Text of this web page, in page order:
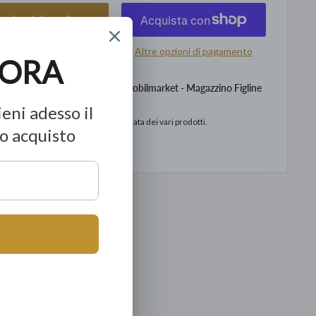
al carrello
Altre opzioni di pagamento
disponibile presso Mobilmarket - Magazzino Figline
in base alla data di consegna stimata dei vari prodotti.
sul negozio